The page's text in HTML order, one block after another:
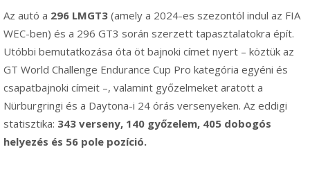
Az autó a 296 LMGT3 (amely a 2024-es szezontól indul az FIA
WEC-ben) és a 296 GT3 során szerzett tapasztalatokra épít.
Utóbbi bemutatkozása óta öt bajnoki címet nyert – köztük az
GT World Challenge Endurance Cup Pro kategória egyéni és
csapatbajnoki címeit –, valamint győzelmeket aratott a
Nürburgringi és a Daytona-i 24 órás versenyeken. Az eddigi
statisztika: 343 verseny, 140 győzelem, 405 dobogós
helyezés és 56 pole pozíció.